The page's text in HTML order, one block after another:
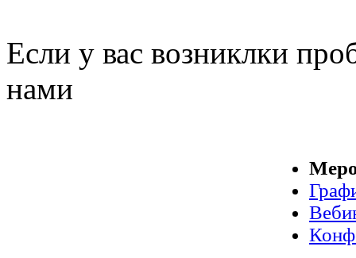
Если у вас возниклки
нами